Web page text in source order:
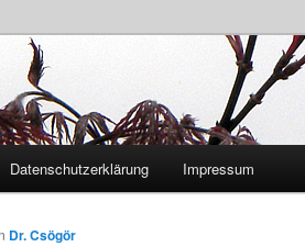
Csögör
Datenschutzerklärung Impressum
Dr. Csögör